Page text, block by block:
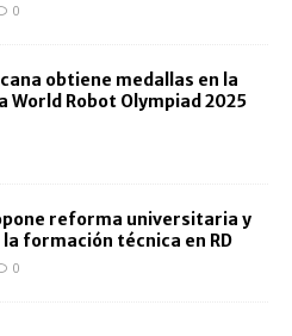
0
obtiene medallas en la
World Robot Olympiad 2025
reforma universitaria y
formación técnica en RD
0